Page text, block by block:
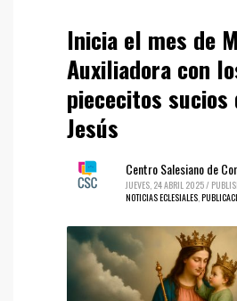
Inicia el mes de
Auxiliadora con
piececitos sucios
Jesús
Centro Salesiano de
JUEVES, 24 ABRIL 2025/
NOTICIAS ECLESIALES